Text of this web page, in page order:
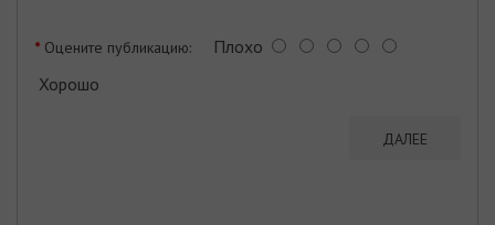
Оцените публикацию: Плохо
Хорошо
ДАЛЕЕ